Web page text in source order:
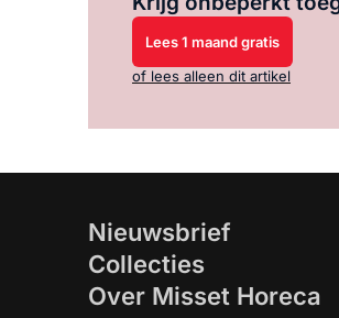
Lees 1 maand gratis
of lees alleen dit artikel
Nieuwsbrief
Collecties
Over Misset Horeca